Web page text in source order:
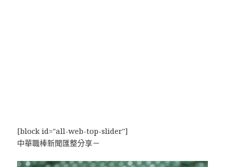
[block id="all-web-top-slider"]
中華職棒新聞匯整分享－